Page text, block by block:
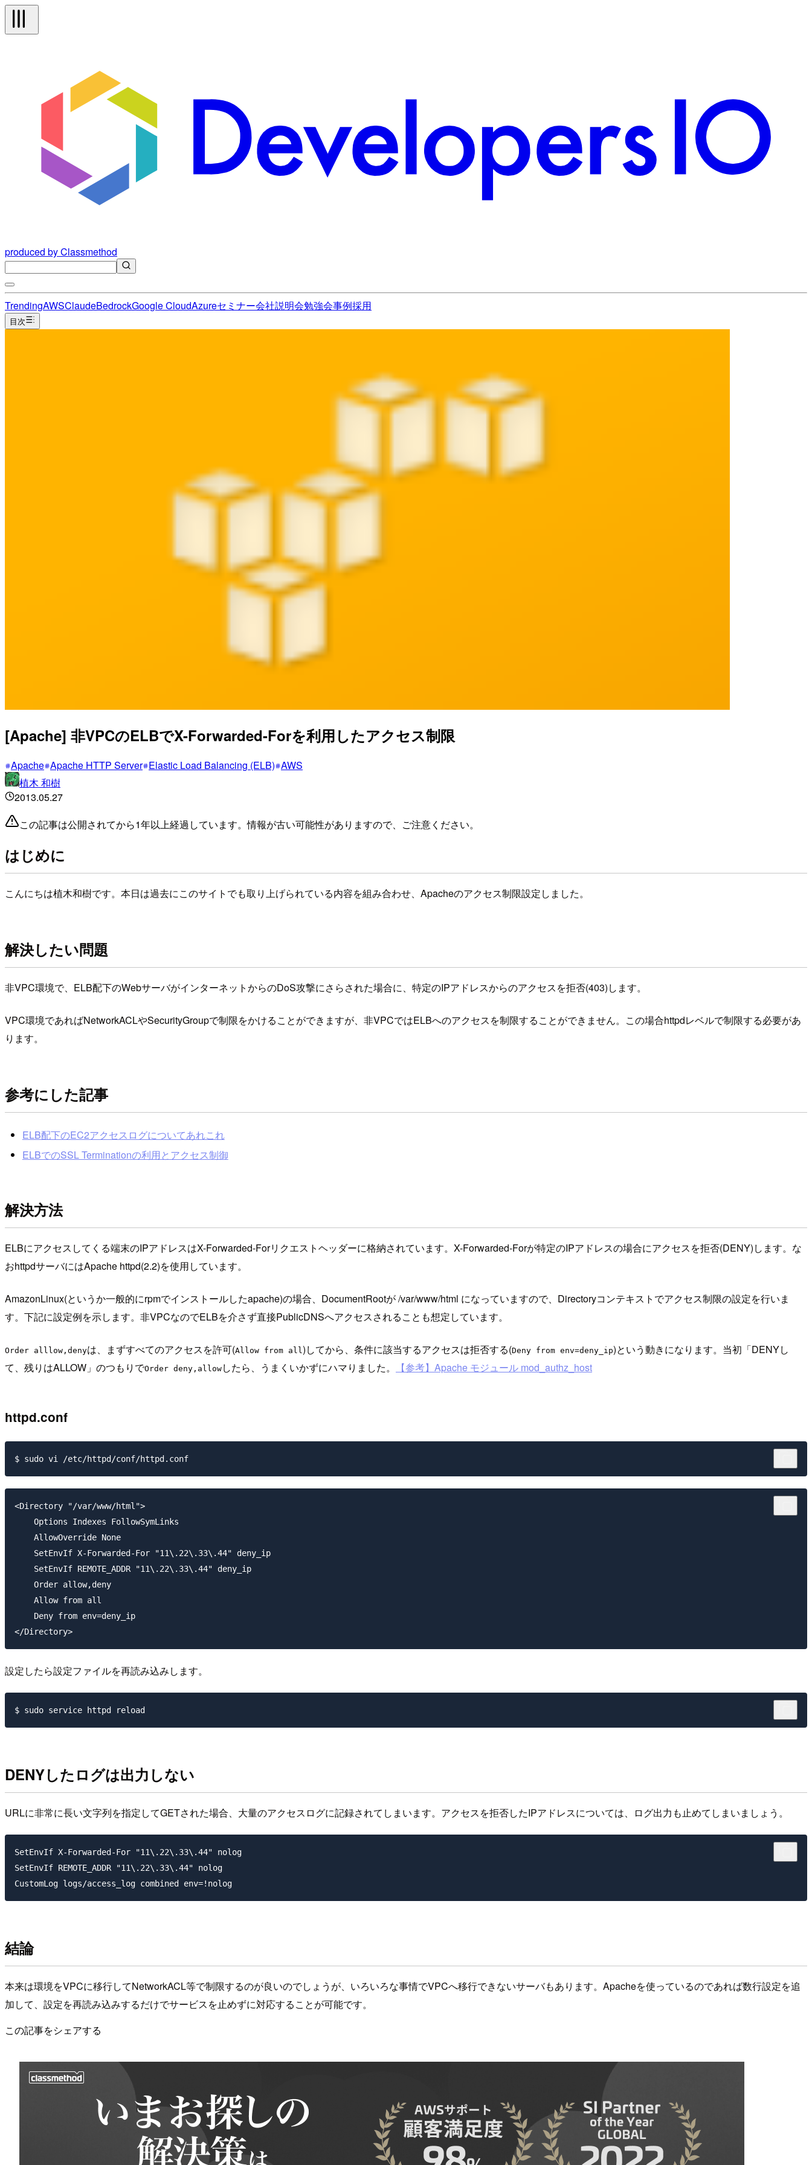
produced by Classmethod
TrendingAWSClaudeBedrockGoogle CloudAzureセミナー会社説明会勉強会事例採用
目次
[Apache] 非VPCのELBでX-Forwarded-Forを利用したアクセス制限
Apache Apache HTTP Server Elastic Load Balancing (ELB) AWS
植木 和樹
2013.05.27
この記事は公開されてから1年以上経過しています。情報が古い可能性がありますので、ご注意ください。
はじめに
こんにちは植木和樹です。本日は過去にこのサイトでも取り上げられている内容を組み合わせ、Apacheのアクセス制限設定しました。
解決したい問題
非VPC環境で、ELB配下のWebサーバがインターネットからのDoS攻撃にさらされた場合に、特定のIPアドレスからのアクセスを拒否(403)します。
VPC環境であればNetworkACLやSecurityGroupで制限をかけることができますが、非VPCではELBへのアクセスを制限することができません。この場合httpdレベルで制限する必要があ
ります。
参考にした記事
ELB配下のEC2アクセスログについてあれこれ
ELBでのSSL Terminationの利用とアクセス制御
解決方法
ELBにアクセスしてくる端末のIPアドレスはX-Forwarded-Forリクエストヘッダーに格納されています。X-Forwarded-Forが特定のIPアドレスの場合にアクセスを拒否(DENY)します。な
おhttpdサーバにはApache httpd(2.2)を使用しています。
AmazonLinux(というか一般的にrpmでインストールしたapache)の場合、DocumentRootが /var/www/html になっていますので、Directoryコンテキストでアクセス制限の設定を行いま
す。下記に設定例を示します。非VPCなのでELBを介さず直接PublicDNSへアクセスされることも想定しています。
Order alllow,denyは、まずすべてのアクセスを許可(Allow from all)してから、条件に該当するアクセスは拒否する(Deny from env=deny_ip)という動きになります。当初「DENYし
て、残りはALLOW」のつもりでOrder deny,allow したら、うまくいかずにハマりました。 【参考】Apache モジュール mod_authz_host
httpd.conf
<Directory "/var/www/html">
    Options Indexes FollowSymLinks
    AllowOverride None
    SetEnvIf X-Forwarded-For "11\.22\.33\.44" deny_ip
    SetEnvIf REMOTE_ADDR "11\.22\.33\.44" deny_ip
    Order allow,deny
    Allow from all
    Deny from env=deny_ip
設定したら設定ファイルを再読み込みします。
DENYしたログは出力しない
URLに非常に長い文字列を指定してGETされた場合、大量のアクセスログに記録されてしまいます。アクセスを拒否したIPアドレスについては、ログ出力も止めてしまいましょう。
SetEnvIf X-Forwarded-For "11\.22\.33\.44" nolog
SetEnvIf REMOTE_ADDR "11\.22\.33\.44" nolog
結論
本来は環境をVPCに移行してNetworkACL等で制限するのが良いのでしょうが、いろいろな事情でVPCへ移行できないサーバもあります。Apacheを使っているのであれば数行設定を追
加して、設定を再読み込みするだけでサービスを止めずに対応することが可能です。
この記事をシェアする